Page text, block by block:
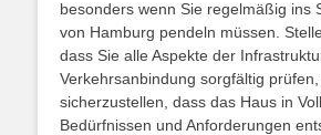
besonders wenn Sie regelmäßig ins
von Hamburg pendeln müssen.
dass Sie alle Aspekte der
Verkehrsanbindung sorgfältig
sicherzustellen, dass das Haus in
Bedürfnissen und Anforderungen